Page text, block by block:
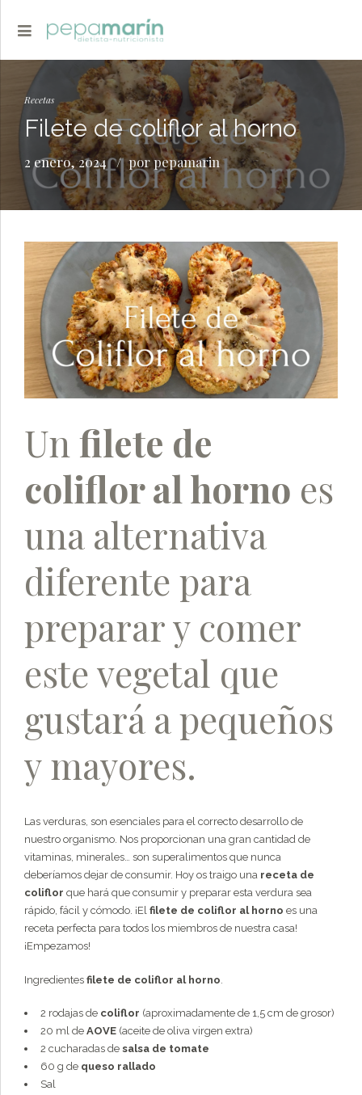
Recetas
Filete de coliflor al horno
2 enero, 2024 por pepamarin
Un filete de
coliflor al horno es
una alternativa
diferente para
preparar y comer
este vegetal que
gustará a pequeños
y mayores.
Las verduras, son esenciales para el correcto desarrollo de
nuestro organismo. Nos proporcionan una gran cantidad de
vitaminas, minerales… son superalimentos que nunca
deberíamos dejar de consumir. Hoy os traigo una receta de
coliflor que hará que consumir y preparar esta verdura sea
rápido, fácil y cómodo. ¡El filete de coliflor al horno es una
receta perfecta para todos los miembros de nuestra casa!
¡Empezamos!
Ingredientes filete de coliflor al horno
2 rodajas de coliflor (aproximadamente de 1,5 cm de grosor)
20 ml de AOVE (aceite de oliva virgen extra)
2 cucharadas de salsa de tomate
60 g de queso rallado
Sal